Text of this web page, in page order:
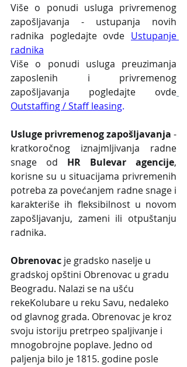
Više o ponudi usluga privremenog
zapošljavanja - ustupanja novih
radnika pogledajte ovde Ustupanje
radnika
Više o ponudi usluga preuzimanja
zaposlenih i privremenog
zapošljavanja pogledajte ovde
Outstaffing / Staff leasing.
Usluge privremenog zapošljavanja -
kratkoročnog iznajmljivanja radne
snage od HR Bulevar agencije,
korisne su u situacijama privremenih
potreba za povećanjem radne snage i
karakteriše ih fleksibilnost u novom
zapošljavanju, zameni ili otpuštanju
radnika.
Obrenovac je gradsko naselje u
gradskoj opštini Obrenovac u gradu
Beogradu. Nalazi se na ušću
rekeKolubare u reku Savu, nedaleko
od glavnog grada. Obrenovac je kroz
svoju istoriju pretrpeo spaljivanje i
mnogobrojne poplave. Jedno od
paljenja bilo je 1815. godine posle